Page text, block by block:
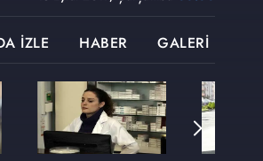
İZLE HABER GALERİ